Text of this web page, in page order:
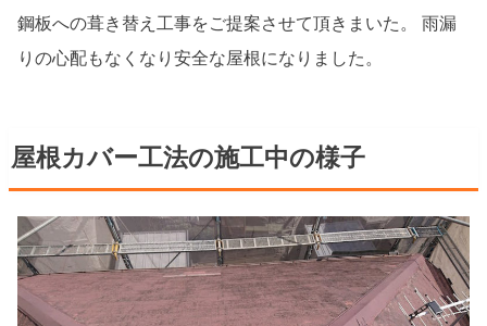
鋼板への葺き替え工事をご提案させて頂きまいた。 雨漏
りの心配もなくなり安全な屋根になりました。
屋根カバー工法の施工中の様子